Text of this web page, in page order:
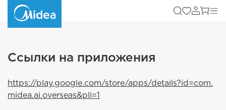
Ссылки на приложения
https://play.google.com/store/apps/details?id=com.
midea.ai.overseas&pli=1